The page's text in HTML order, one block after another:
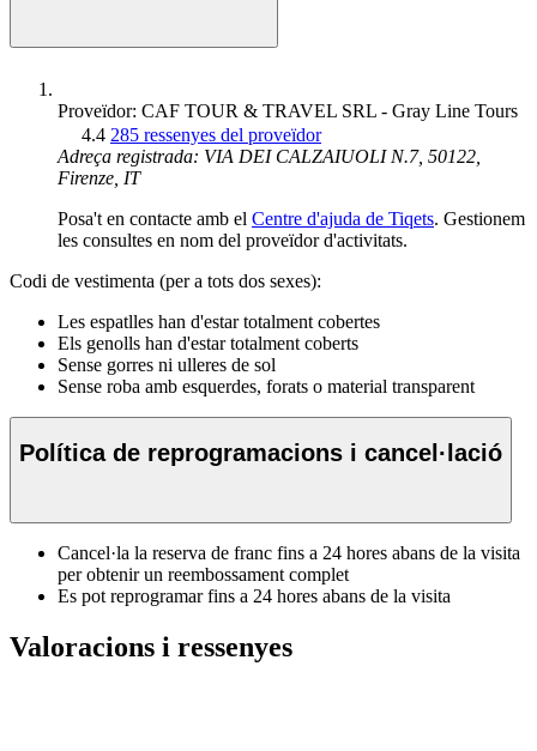
Proveïdor: CAF TOUR & TRAVEL SRL - Gray Line Tours
4.4 285 ressenyes del proveïdor
Adreça registrada: VIA DEI CALZAIUOLI N.7, 50122,
Firenze, IT
Posa't en contacte amb el Centre d'ajuda de Tiqets. Gestionem
les consultes en nom del proveïdor d'activitats.
Codi de vestimenta (per a tots dos sexes):
Les espatlles han d'estar totalment cobertes
Els genolls han d'estar totalment coberts
Sense gorres ni ulleres de sol
Sense roba amb esquerdes, forats o material transparent
Política de reprogramacions i cancel·lació
Cancel·la la reserva de franc fins a 24 hores abans de la visita
per obtenir un reembossament complet
Es pot reprogramar fins a 24 hores abans de la visita
Valoracions i ressenyes